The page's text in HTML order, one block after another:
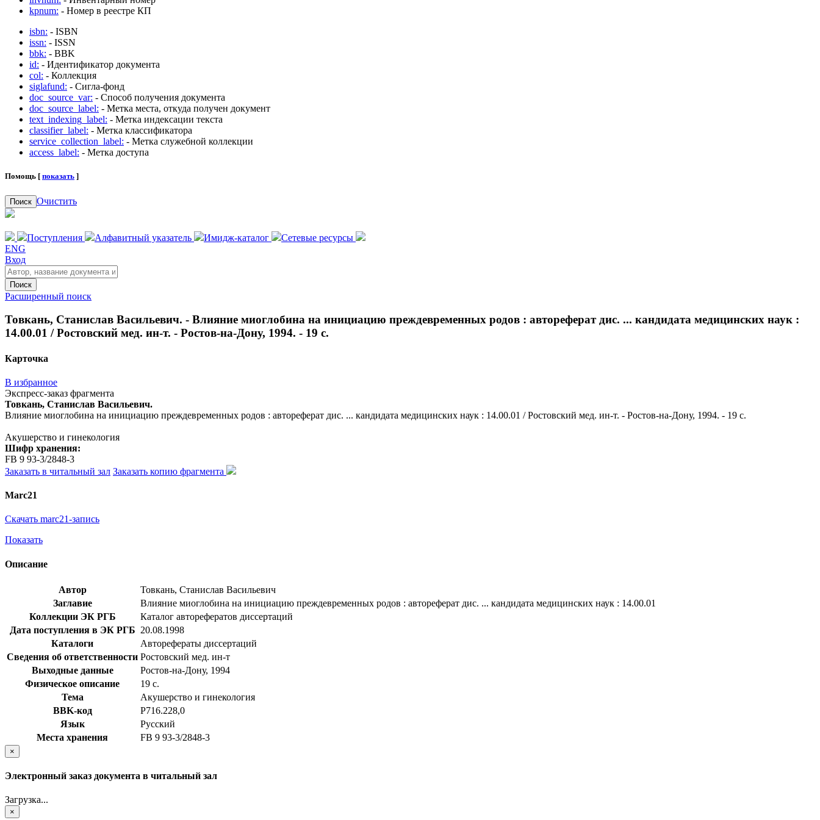
kpnum: - Номер в реестре КП
isbn: - ISBN
issn: - ISSN
bbk: - BBK
id: - Идентификатор документа
col: - Коллекция
siglafund: - Сигла-фонд
doc_source_var: - Способ получения документа
doc_source_label: - Метка места, откуда получен документ
text_indexing_label: - Метка индексации текста
classifier_label: - Метка классификатора
service_collection_label: - Метка служебной коллекции
access_label: - Метка доступа
Помощь [ показать ]
Поиск Очистить
Поступления Алфавитный указатель Имидж-каталог
Сетевые ресурсы
ENG
Вход
Поиск
Расширенный поиск
Товкань, Станислав Васильевич. - Влияние миоглобина на инициацию преждевременных родов : автореферат дис. ... кандидата медицинских наук :
14.00.01 / Ростовский мед. ин-т. - Ростов-на-Дону, 1994. - 19 с.
Карточка
В избранное
Экспресс-заказ фрагмента
Товкань, Станислав Васильевич.
Влияние миоглобина на инициацию преждевременных родов : автореферат дис. ... кандидата медицинских наук : 14.00.01 / Ростовский мед. ин-т. - Ростов-на-Дону, 1994. - 19 с.
Акушерство и гинекология
Шифр хранения:
FB 9 93-3/2848-3
Заказать в читальный зал Заказать копию фрагмента
Marc21
Скачать marc21-запись
Показать
Описание
Автор
Товкань, Станислав Васильевич
Заглавие
Влияние миоглобина на инициацию преждевременных родов : автореферат дис. ... кандидата медицинских наук : 14.00.01
Коллекции ЭК РГБ
Каталог авторефератов диссертаций
Дата поступления в ЭК РГБ 20.08.1998
Каталоги
Авторефераты диссертаций
Сведения об ответственности Ростовский мед. ин-т
Выходные данные
Ростов-на-Дону, 1994
Физическое описание
19 с.
Тема
Акушерство и гинекология
BBK-код
Р716.228,0
Язык
Русский
Места хранения
FB 9 93-3/2848-3
×
Электронный заказ документа в читальный зал
Загрузка...
×